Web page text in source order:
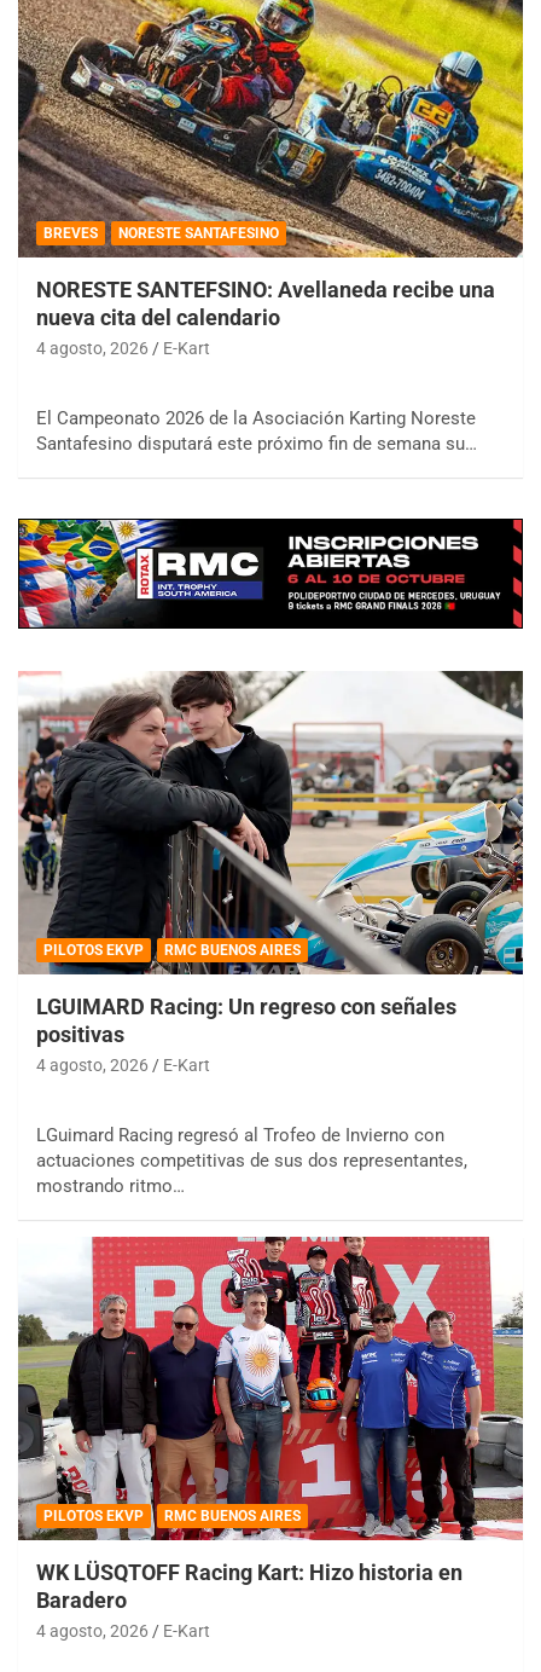
BREVES NORESTE SANTAFESINO
NORESTE SANTEFSINO: Avellaneda recibe una
nueva cita del calendario
4 agosto, 2026 E-Kart
El Campeonato 2026 de la Asociación Karting Noreste
Santafesino disputará este próximo fin de semana su…
PILOTOS EKVP RMC BUENOS AIRES
LGUIMARD Racing: Un regreso con señales
positivas
4 agosto, 2026 E-Kart
LGuimard Racing regresó al Trofeo de Invierno con
actuaciones competitivas de sus dos representantes,
mostrando ritmo…
PILOTOS EKVP RMC BUENOS AIRES
WK LÜSQTOFF Racing Kart: Hizo historia en
Baradero
4 agosto, 2026 E-Kart